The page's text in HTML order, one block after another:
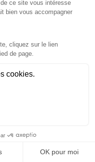
qui ne